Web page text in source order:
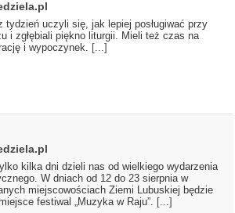
tydzień uczyli się, jak lepiej posługiwać przy
i zgłębiali piękno liturgii. Mieli też czas na
i wypoczynek. [...]
kilka dni dzieli nas od wielkiego wydarzenia
W dniach od 12 do 23 sierpnia w
miejscowościach Ziemi Lubuskiej będzie
festiwal „Muzyka w Raju”. [...]